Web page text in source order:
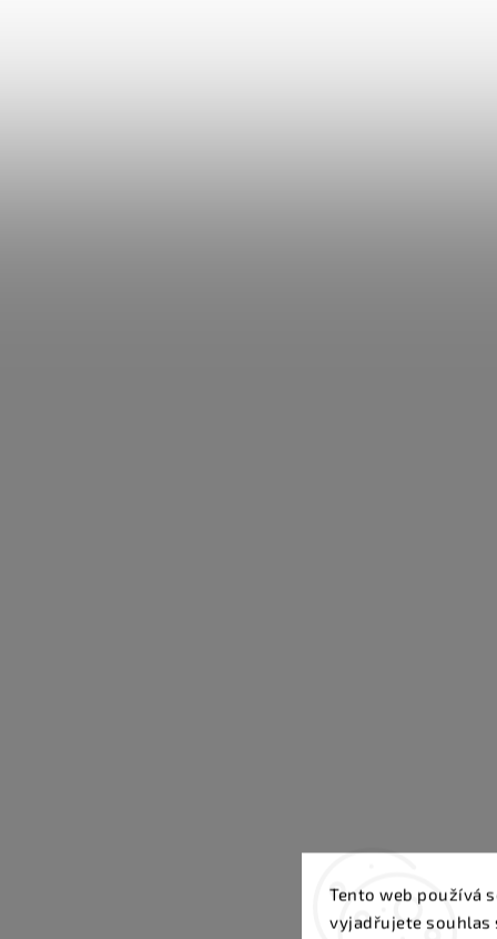
Tento web používá
vyjadřujete souhlas